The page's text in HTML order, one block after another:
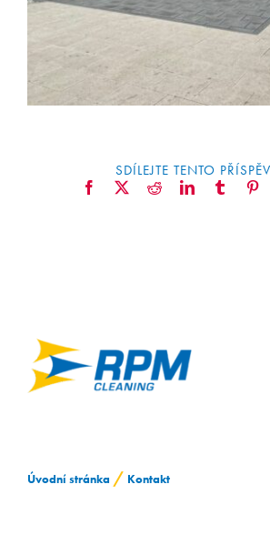
SDÍLEJTE TENTO
Facebook
X RedditLinkedIn Tumblr
Úvodní stránka / Kontakt